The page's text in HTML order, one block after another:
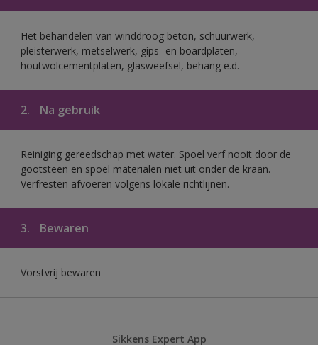
Het behandelen van winddroog beton, schuurwerk,
pleisterwerk, metselwerk, gips- en boardplaten,
houtwolcementplaten, glasweefsel, behang e.d.
2. Na gebruik
Reiniging gereedschap met water. Spoel verf nooit door de
gootsteen en spoel materialen niet uit onder de kraan.
Verfresten afvoeren volgens lokale richtlijnen.
3. Bewaren
Vorstvrij bewaren
Sikkens Expert App